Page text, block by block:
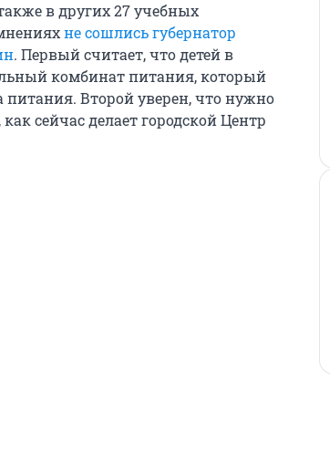
в других 27 учебных
не сошлись губернатор
. Первый считает, что детей в
комбинат питания, который
питания. Второй уверен, что нужно
сейчас делает городской Центр